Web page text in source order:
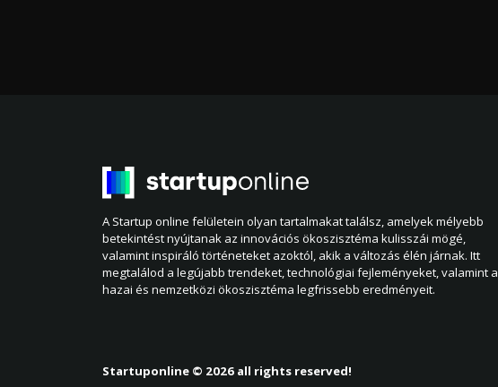
A Startup online felületein olyan tartalmakat találsz, amelyek mélyebb
betekintést nyújtanak az innovációs ökoszisztéma kulisszái mögé,
valamint inspiráló történeteket azoktól, akik a változás élén járnak. Itt
megtalálod a legújabb trendeket, technológiai fejleményeket, valamint a
hazai és nemzetközi ökoszisztéma legfrissebb eredményeit.
Startuponline © 2026 all rights reserved!